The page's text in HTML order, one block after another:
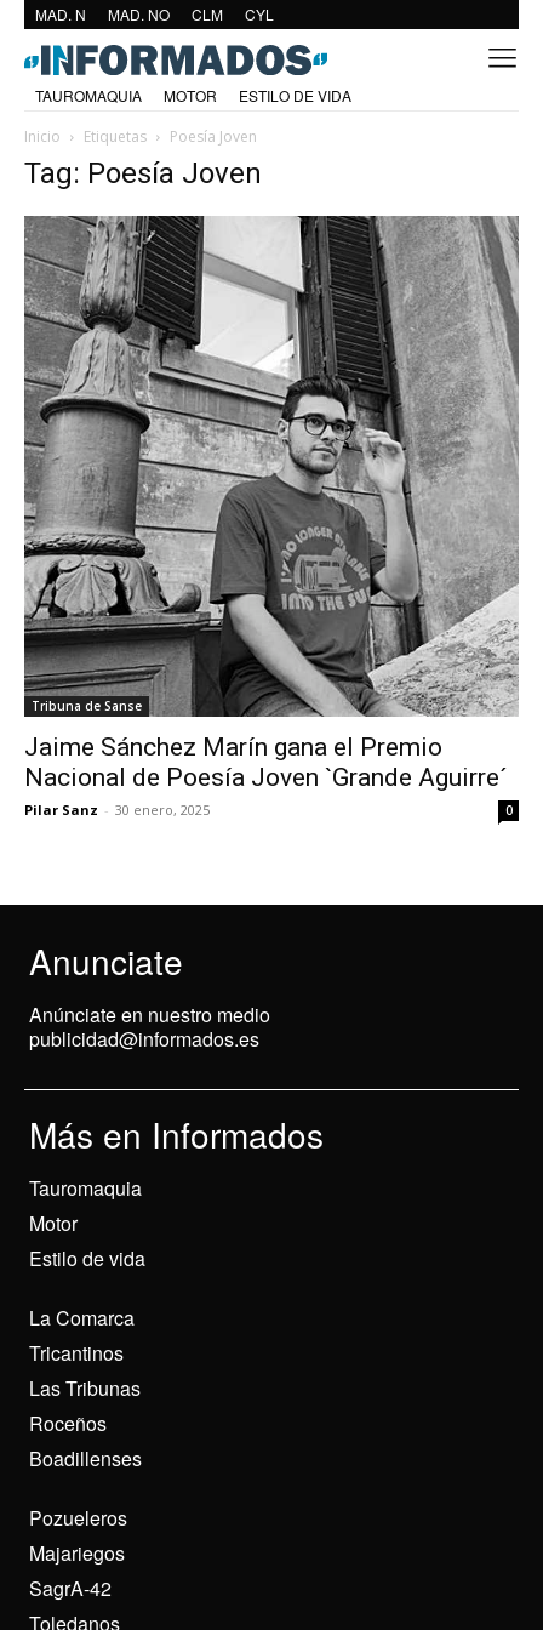
MAD. N MAD. NO CLM CYL
TAUROMAQUIA MOTOR
ESTILO DE VIDA
Inicio
Etiquetas Poesía Joven
Tag: Poesía Joven
Tribuna de Sanse
Jaime Sánchez Marín gana el Premio
Nacional de Poesía Joven `Grande Aguirre´
Pilar Sanz - 30 enero, 2025 0
Anunciate
Anúnciate en nuestro medio
publicidad@informados.es
Más en Informados
Tauromaquia
Motor
Estilo de vida
La Comarca
Tricantinos
Las Tribunas
Roceños
Boadillenses
Pozueleros
Majariegos
SagrA-42
Toledanos